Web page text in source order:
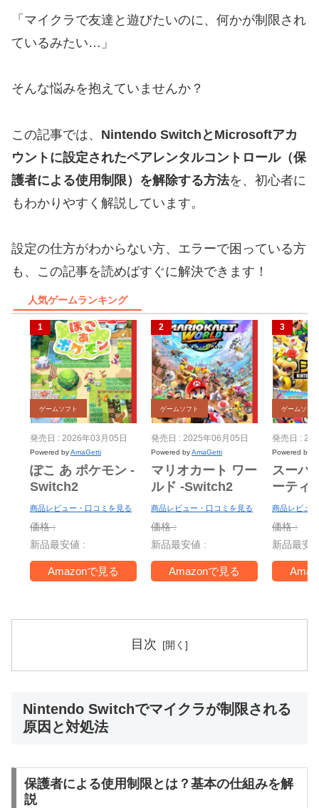
「マイクラで友達と遊びたいのに、何かが制限され
ているみたい…」
そんな悩みを抱えていませんか？
この記事では、 Nintendo SwitchとMicrosoftアカ
ウントに設定されたペアレンタルコントロール（保
護者による使用制限）を解除する方法を、初心者に
もわかりやすく解説しています。
設定の仕方がわからない方、エラーで困っている方
も、この記事を読めばすぐに解決できます！
人気ゲームランキング
ゲームソフト
発売日 : 2026年03月05日
Powered byAmaGetti
ぽこ あ ポケモン -
Switch2
商品レビュー・口コミを見る
価格 :
新品最安値 :
Amazonで見る
ゲームソフト
発売日 : 2025年06月05日
Powered byAmaGetti
マリオカート ワー
ルド -Switch2
商品レビュー・口コミを見る
価格 :
新品最安値 :
Amazonで見る
ゲームソフト
発売日 :
Powered by
スーパ
ーティ
ー
Switch
＋ ジャ
TV -
商品レビュ
価格 :
新品最安
目次
Nintendo Switchでマイクラが制限される
原因と対処法
保護者による使用制限とは？基本の仕組みを解
説